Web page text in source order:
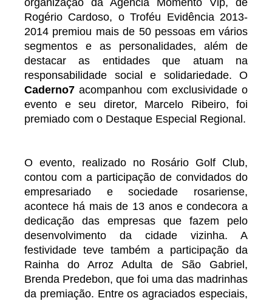
organização da Agência Momento Vip, de
Rogério Cardoso, o Troféu Evidência 2013-
2014 premiou mais de 50 pessoas em vários
segmentos e as personalidades, além de
destacar as entidades que atuam na
responsabilidade social e solidariedade. O
Caderno7 acompanhou com exclusividade o
evento e seu diretor, Marcelo Ribeiro, foi
premiado com o Destaque Especial Regional.
O evento, realizado no Rosário Golf Club,
contou com a participação de convidados do
empresariado e sociedade rosariense,
acontece há mais de 13 anos e condecora a
dedicação das empresas que fazem pelo
desenvolvimento da cidade vizinha. A
festividade teve também a participação da
Rainha do Arroz Adulta de São Gabriel,
Brenda Predebon, que foi uma das madrinhas
da premiação. Entre os agraciados especiais,